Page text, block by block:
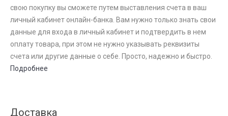
свою покупку вы сможете путем выставления счета в ваш
личный кабинет онлайн-банка. Вам нужно только знать свои
данные для входа в личный кабинет и подтвердить в нем
оплату товара, при этом не нужно указывать реквизиты
счета или другие данные о себе. Просто, надежно и быстро.
Подробнее
Доставка